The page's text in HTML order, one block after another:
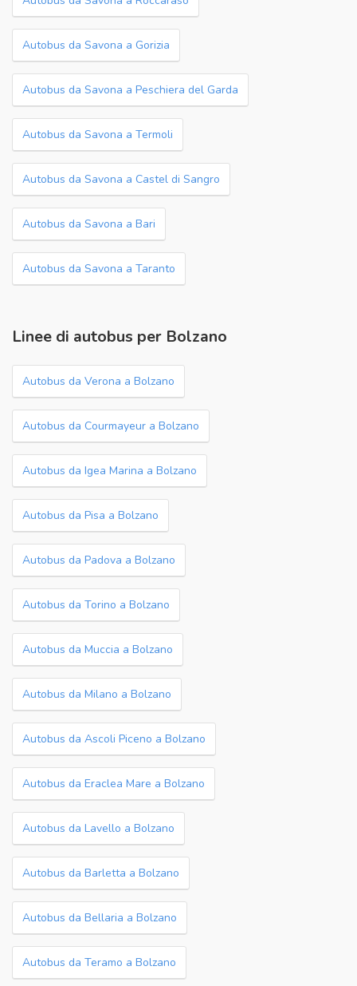
Autobus da Savona a Gorizia
Autobus da Savona a Peschiera del Garda
Autobus da Savona a Termoli
Autobus da Savona a Castel di Sangro
Autobus da Savona a Bari
Autobus da Savona a Taranto
Linee di autobus per Bolzano
Autobus da Verona a Bolzano
Autobus da Courmayeur a Bolzano
Autobus da Igea Marina a Bolzano
Autobus da Pisa a Bolzano
Autobus da Padova a Bolzano
Autobus da Torino a Bolzano
Autobus da Muccia a Bolzano
Autobus da Milano a Bolzano
Autobus da Ascoli Piceno a Bolzano
Autobus da Eraclea Mare a Bolzano
Autobus da Lavello a Bolzano
Autobus da Barletta a Bolzano
Autobus da Bellaria a Bolzano
Autobus da Teramo a Bolzano